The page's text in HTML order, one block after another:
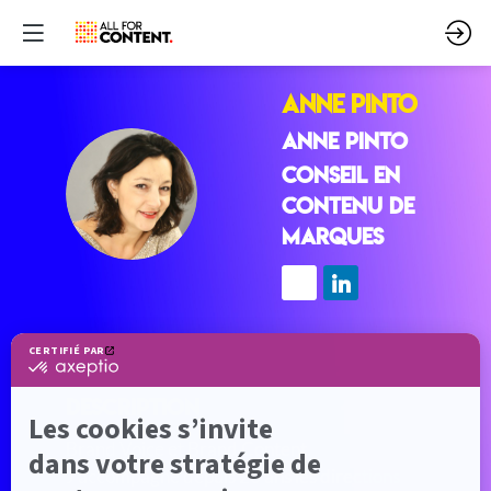
AP
Anne PINTO
ANNE PINTO
Conseil en
contenu de
marques
Brand Voice et Brand Content.
J'accompagne depuis 20 ans les directions